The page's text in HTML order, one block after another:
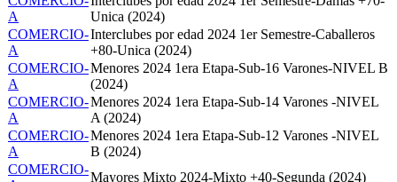
A
Unica (2024)
COMERCIO-
A
Interclubes por edad 2024 1er Semestre-Caballeros
+80-Unica (2024)
COMERCIO-
A
Menores 2024 1era Etapa-Sub-16 Varones-NIVEL B
(2024)
COMERCIO-
A
Menores 2024 1era Etapa-Sub-14 Varones -NIVEL
A (2024)
COMERCIO-
A
Menores 2024 1era Etapa-Sub-12 Varones -NIVEL
B (2024)
COMERCIO-
Mayores Mixto 2024-Mixto +40-Segunda (2024)